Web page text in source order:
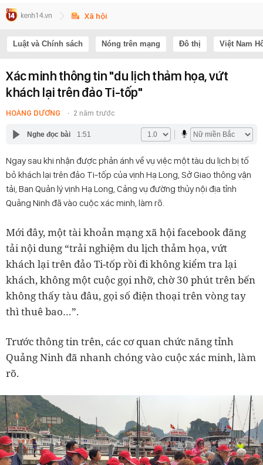
Xã hội
Luật và Chính sách Nóng trên mạng Đô thị Việt Nam
Xác minh thông tin "du lịch thảm họa, vứt
khách lại trên đảo Ti-tốp"
HOÀNG DƯƠNG 2 năm trước
Nghe đọc bài 1:51
Ngay sau khi nhận được phản ánh về vụ việc một tàu du lịch bị tố
bỏ khách lại trên đảo Ti-tốp của vịnh Hạ Long, Sở Giao thông vận
tải, Ban Quản lý vịnh Hạ Long, Cảng vụ đường thủy nội địa tỉnh
Quảng Ninh đã vào cuộc xác minh, làm rõ.
Mới đây, một tài khoản mạng xã hội facebook đăng
tải nội dung “trải nghiệm du lịch thảm họa, vứt
khách lại trên đảo Ti-tốp rồi đi không kiểm tra lại
khách, không một cuộc gọi nhỡ, chờ 30 phút trên bến
không thấy tàu đâu, gọi số điện thoại trên vòng tay
thì thuê bao…”.
Trước thông tin trên, các cơ quan chức năng tỉnh
Quảng Ninh đã nhanh chóng vào cuộc xác minh, làm
rõ.